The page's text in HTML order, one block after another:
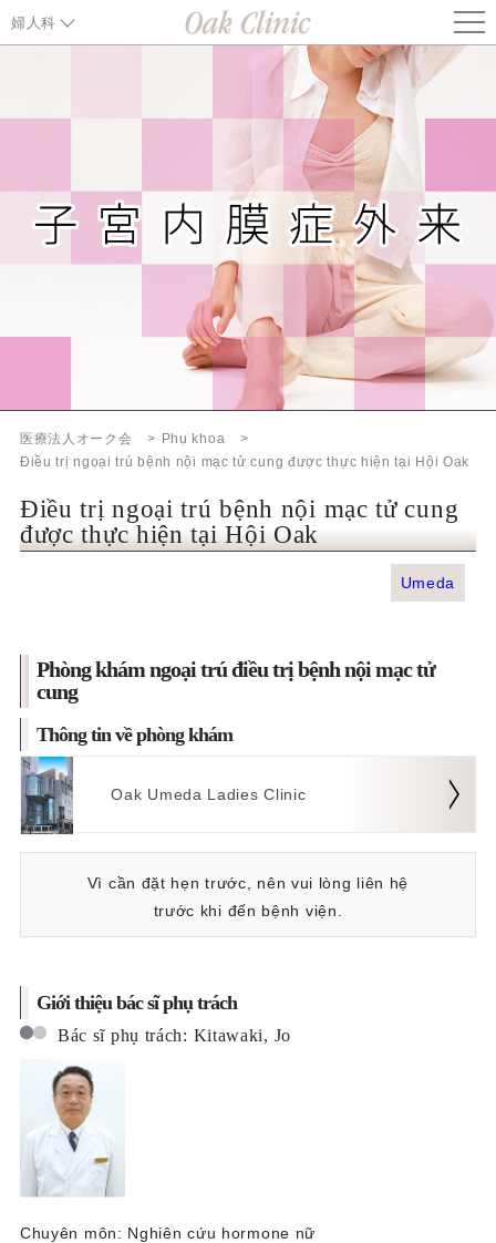
婦人科
子宮内膜症外来
卵巣の病気
プレコンセプションケア
望まない妊娠には
親子鑑定
医療法人オーク会
Phụ khoa
Điều trị ngoại trú bệnh nội mạc tử cung được thực hiện tại Hội Oak
Điều trị ngoại trú bệnh nội mạc tử cung
được thực hiện tại Hội Oak
Umeda
Phòng khám ngoại trú điều trị bệnh nội mạc tử
cung
Thông tin về phòng khám
Oak Umeda Ladies Clinic
Vì cần đặt hẹn trước, nên vui lòng liên hệ
trước khi đến bệnh viện.
Giới thiệu bác sĩ phụ trách
Bác sĩ phụ trách: Kitawaki, Jo
Chuyên môn: Nghiên cứu hormone nữ